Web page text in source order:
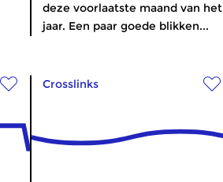
deze voorlaatste maand van het
jaar. Een paar goede blikken...
Crosslinks